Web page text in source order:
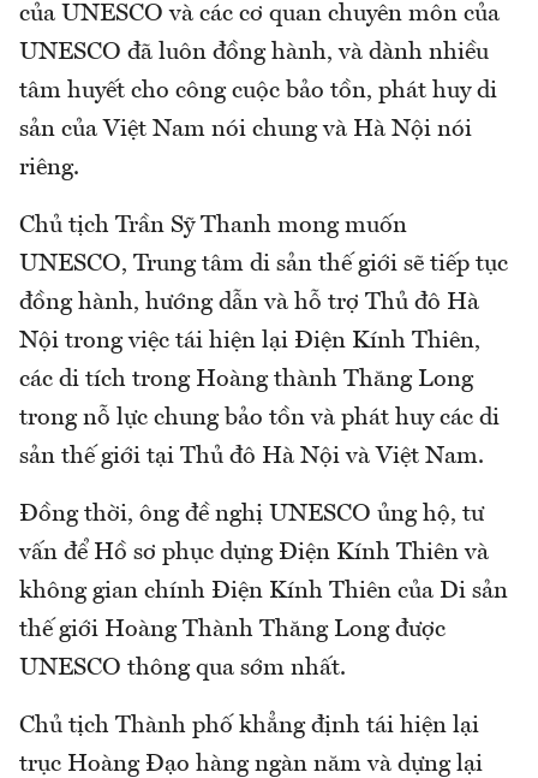
của UNESCO và các cơ quan chuyên môn của
UNESCO đã luôn đồng hành, và dành nhiều
tâm huyết cho công cuộc bảo tồn, phát huy di
sản của Việt Nam nói chung và Hà Nội nói
riêng.
Chủ tịch Trần Sỹ Thanh mong muốn
UNESCO, Trung tâm di sản thế giới sẽ tiếp tục
đồng hành, hướng dẫn và hỗ trợ Thủ đô Hà
Nội trong việc tái hiện lại Điện Kính Thiên,
các di tích trong Hoàng thành Thăng Long
trong nỗ lực chung bảo tồn và phát huy các di
sản thế giới tại Thủ đô Hà Nội và Việt Nam.
Đồng thời, ông đề nghị UNESCO ủng hộ, tư
vấn để Hồ sơ phục dựng Điện Kính Thiên và
không gian chính Điện Kính Thiên của Di sản
thế giới Hoàng Thành Thăng Long được
UNESCO thông qua sớm nhất.
Chủ tịch Thành phố khẳng định tái hiện lại
trục Hoàng Đạo hàng ngàn năm và dựng lại